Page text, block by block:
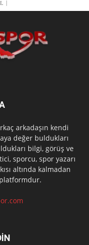
arkadaşın kendi
değer buldukları
bilgi, görüş ve
sporcu, spor yazarı
altında kalmadan